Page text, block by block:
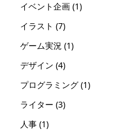
イベント企画 (1)
イラスト (7)
ゲーム実況 (1)
デザイン (4)
プログラミング (1)
ライター (3)
人事 (1)